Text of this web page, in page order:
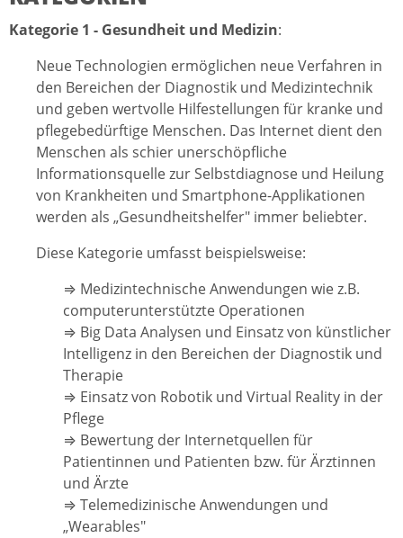
Kategorie 1 - Gesundheit und Medizin:
Neue Technologien ermöglichen neue Verfahren in
den Bereichen der Diagnostik und Medizintechnik
und geben wertvolle Hilfestellungen für kranke und
pflegebedürftige Menschen. Das Internet dient den
Menschen als schier unerschöpfliche
Informationsquelle zur Selbstdiagnose und Heilung
von Krankheiten und Smartphone-Applikationen
werden als „Gesundheitshelfer" immer beliebter.
Diese Kategorie umfasst beispielsweise:
⇒ Medizintechnische Anwendungen wie z.B.
computerunterstützte Operationen
⇒ Big Data Analysen und Einsatz von künstlicher
Intelligenz in den Bereichen der Diagnostik und
Therapie
⇒ Einsatz von Robotik und Virtual Reality in der
Pflege
⇒ Bewertung der Internetquellen für
Patientinnen und Patienten bzw. für Ärztinnen
und Ärzte
⇒ Telemedizinische Anwendungen und
„Wearables"